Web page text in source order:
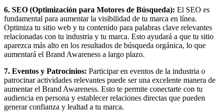
6. SEO (Optimización para Motores de Búsqueda): El SEO es
fundamental para aumentar la visibilidad de tu marca en línea.
Optimiza tu sitio web y tu contenido para palabras clave relevantes
relacionadas con tu industria y tu marca. Esto ayudará a que tu sitio
aparezca más alto en los resultados de búsqueda orgánica, lo que
aumentará el Brand Awareness a largo plazo.
7. Eventos y Patrocinios: Participar en eventos de la industria o
patrocinar actividades relevantes puede ser una excelente manera de
aumentar el Brand Awareness. Esto te permite conectarte con tu
audiencia en persona y establecer relaciones directas que pueden
generar confianza y lealtad a tu marca.